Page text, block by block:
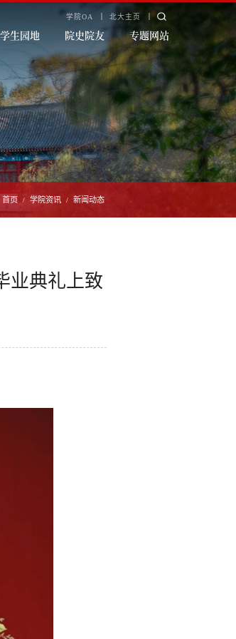
学院OA 北大主页
学生园地 院史院友 专题网站
首页 / 学院资讯 / 新闻动态
业典礼上致